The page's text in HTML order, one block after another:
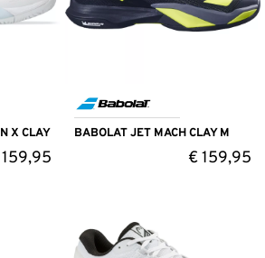
X CLAY BABOLAT JET MACH CLAY M
€159,95